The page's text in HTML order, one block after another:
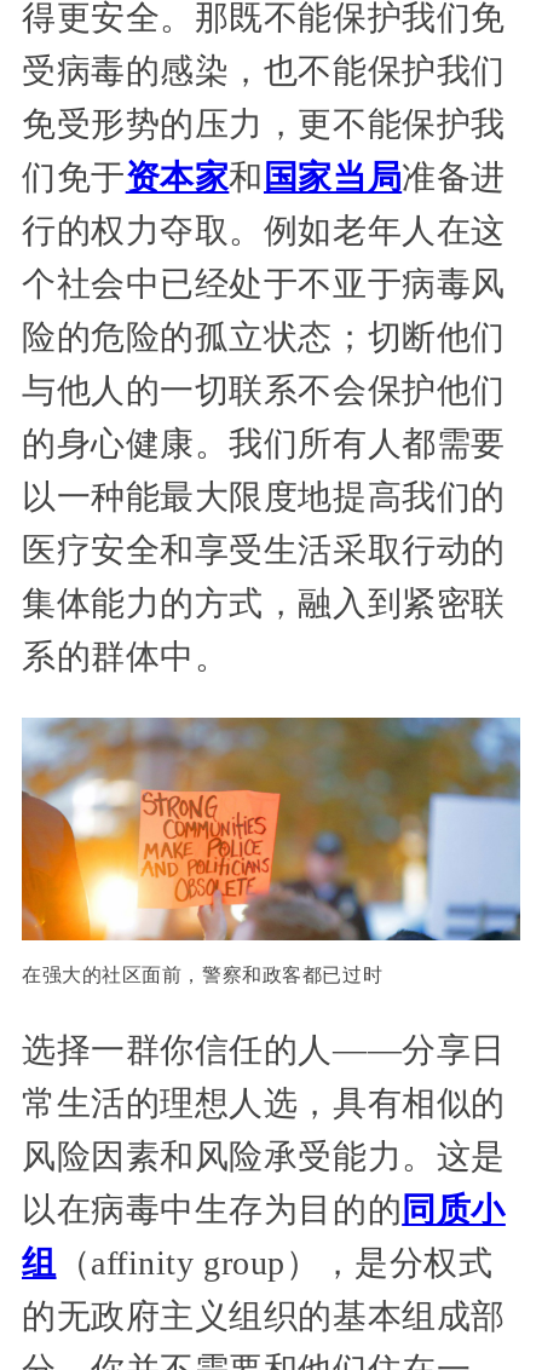
得更安全。那既不能保护我们免
受病毒的感染，也不能保护我们
免受形势的压力，更不能保护我
们免于资本家和 国家当局准备进
行的权力夺取。例如老年人在这
个社会中已经处于不亚于病毒风
险的危险的孤立状态；切断他们
与他人的一切联系不会保护他们
的身心健康。我们所有人都需要
以一种能最大限度地提高我们的
医疗安全和享受生活采取行动的
集体能力的方式，融入到紧密联
系的群体中。
在强大的社区面前，警察和政客都已过时
选择一群你信任的人——分享日
常生活的理想人选，具有相似的
风险因素和风险承受能力。这是
以在病毒中生存为目的的 同质小
组
（affinity group），是分权式
的无政府主义组织的基本组成部